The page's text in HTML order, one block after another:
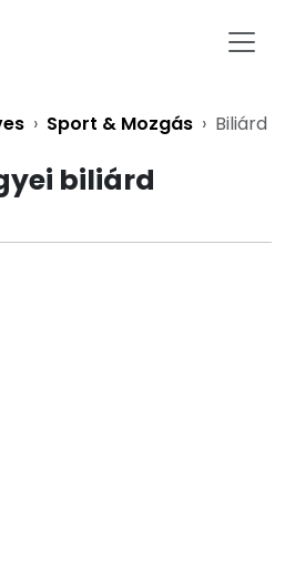
Sport & Mozgás Biliárd
biliárd